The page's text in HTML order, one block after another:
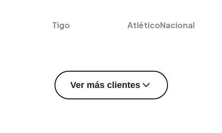
Tigo AtléticoNacional
Ver más clientes